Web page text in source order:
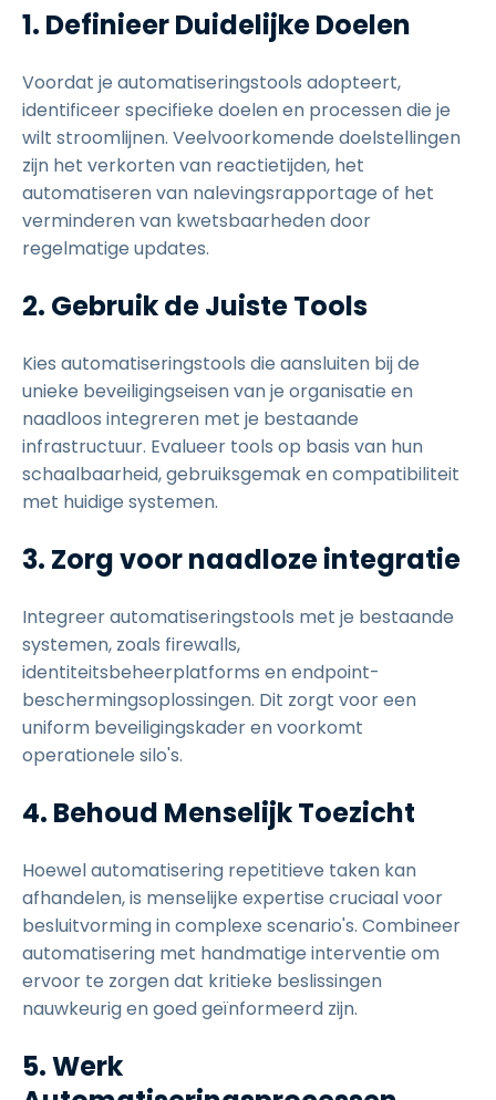
1. Definieer Duidelijke Doelen
Voordat je automatiseringstools adopteert,
identificeer specifieke doelen en processen die je
wilt stroomlijnen. Veelvoorkomende doelstellingen
zijn het verkorten van reactietijden, het
automatiseren van nalevingsrapportage of het
verminderen van kwetsbaarheden door
regelmatige updates.
2. Gebruik de Juiste Tools
Kies automatiseringstools die aansluiten bij de
unieke beveiligingseisen van je organisatie en
naadloos integreren met je bestaande
infrastructuur. Evalueer tools op basis van hun
schaalbaarheid, gebruiksgemak en compatibiliteit
met huidige systemen.
3. Zorg voor naadloze integratie
Integreer automatiseringstools met je bestaande
systemen, zoals firewalls,
identiteitsbeheerplatforms en endpoint-
beschermingsoplossingen. Dit zorgt voor een
uniform beveiligingskader en voorkomt
operationele silo's.
4. Behoud Menselijk Toezicht
Hoewel automatisering repetitieve taken kan
afhandelen, is menselijke expertise cruciaal voor
besluitvorming in complexe scenario's. Combineer
automatisering met handmatige interventie om
ervoor te zorgen dat kritieke beslissingen
nauwkeurig en goed geïnformeerd zijn.
5. Werk